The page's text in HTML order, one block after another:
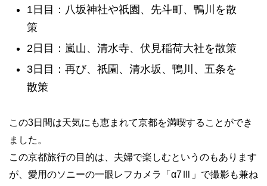
1日目：八坂神社や祇園、先斗町、鴨川を散
策
2日目：嵐山、清水寺、伏見稲荷大社を散策
3日目：再び、祇園、清水坂、鴨川、五条を
散策
この3日間は天気にも恵まれて京都を満喫することができ
ました。
この京都旅行の目的は、夫婦で楽しむというのもあります
が、愛用のソニーの一眼レフカメラ「α7Ⅲ」で撮影も兼ね